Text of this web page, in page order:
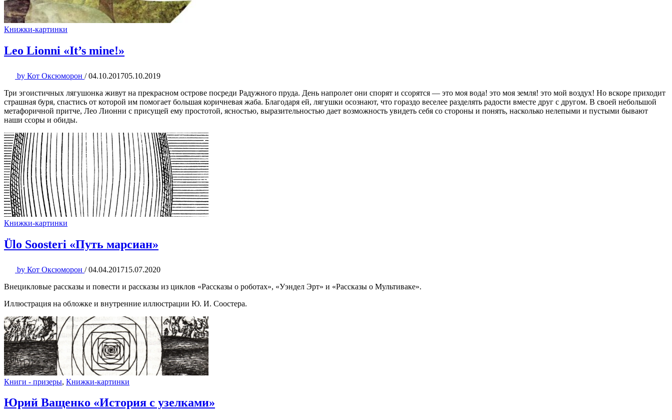
Книжки-картинки
Leo Lionni «It’s mine!»
by Кот Оксюморон / 04.10.201705.10.2019
Три эгоистичных лягушонка живут на прекрасном острове посреди Радужного пруда. День напролет они спорят и ссорятся — это моя вода! это моя земля! это мой воздух! Но вскоре приходит
страшная буря, спастись от которой им помогает большая коричневая жаба. Благодаря ей, лягушки осознают, что гораздо веселее разделять радости вместе друг с другом. В своей небольшой
метафоричной притче, Лео Лионни с присущей ему простотой, ясностью, выразительностью дает возможность увидеть себя со стороны и понять, насколько нелепыми и пустыми бывают
наши ссоры и обиды.
Книжки-картинки
Ülo Soosteri «Путь марсиан»
by Кот Оксюморон / 04.04.201715.07.2020
Внецикловые рассказы и повести и рассказы из циклов «Рассказы о роботах», «Уэндел Эрт» и «Рассказы о Мультиваке».
Иллюстрация на обложке и внутренние иллюстрации Ю. И. Соостера.
Книги - призеры, Книжки-картинки
Юрий Ващенко «История с узелками»